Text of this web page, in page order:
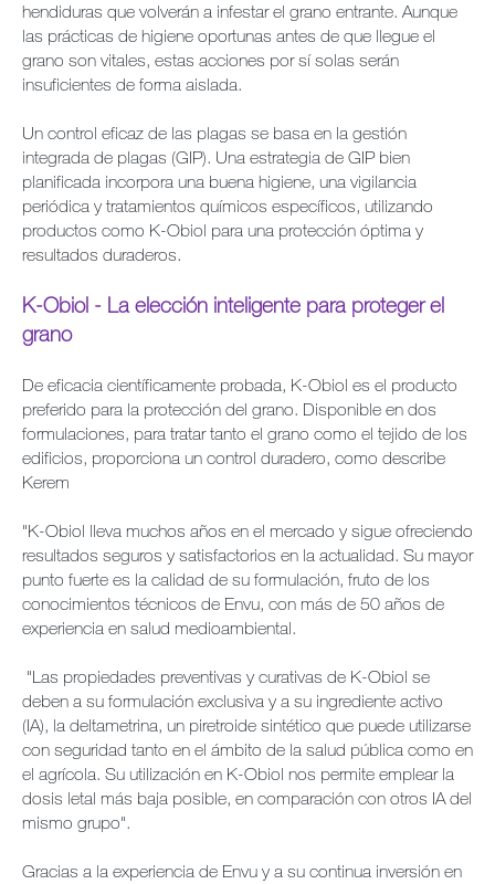
hendiduras que volverán a infestar el grano entrante. Aunque
las prácticas de higiene oportunas antes de que llegue el
grano son vitales, estas acciones por sí solas serán
insuficientes de forma aislada.
Un control eficaz de las plagas se basa en la gestión
integrada de plagas (GIP). Una estrategia de GIP bien
planificada incorpora una buena higiene, una vigilancia
periódica y tratamientos químicos específicos, utilizando
productos como K-Obiol para una protección óptima y
resultados duraderos.
K-Obiol - La elección inteligente para proteger el
grano
De eficacia científicamente probada, K-Obiol es el producto
preferido para la protección del grano. Disponible en dos
formulaciones, para tratar tanto el grano como el tejido de los
edificios, proporciona un control duradero, como describe
Kerem
"K-Obiol lleva muchos años en el mercado y sigue ofreciendo
resultados seguros y satisfactorios en la actualidad. Su mayor
punto fuerte es la calidad de su formulación, fruto de los
conocimientos técnicos de Envu, con más de 50 años de
experiencia en salud medioambiental.
"Las propiedades preventivas y curativas de K-Obiol se
deben a su formulación exclusiva y a su ingrediente activo
(IA), la deltametrina, un piretroide sintético que puede utilizarse
con seguridad tanto en el ámbito de la salud pública como en
el agrícola. Su utilización en K-Obiol nos permite emplear la
dosis letal más baja posible, en comparación con otros IA del
mismo grupo".
Gracias a la experiencia de Envu y a su continua inversión en